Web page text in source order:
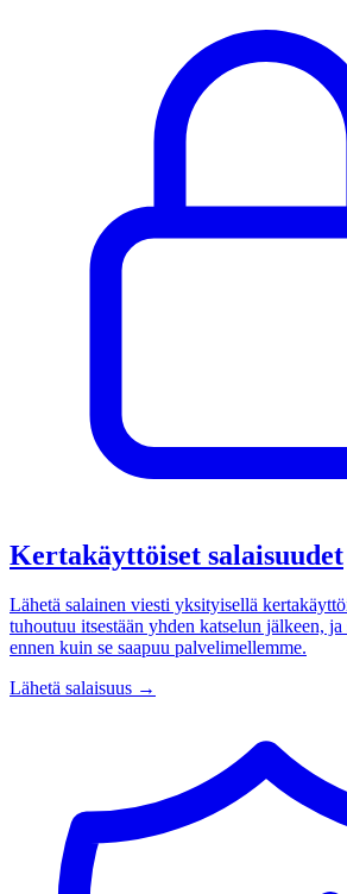
Kertakäyttöiset salaisuudet
Lähetä salainen viesti yksityisellä
tuhoutuu itsestään yhden katselun jälkeen, ja
ennen kuin se saapuu palvelimellemme.
Lähetä salaisuus →